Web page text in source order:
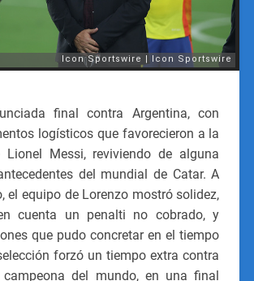
final contra Argentina, con
logísticos que favorecieron a la
Lionel Messi, reviviendo de alguna
del mundial de Catar. A
el equipo de Lorenzo mostró solidez,
cuenta un penalti no cobrado, y
que pudo concretar en el tiempo
forzó un tiempo extra contra
campeona del mundo, en una final